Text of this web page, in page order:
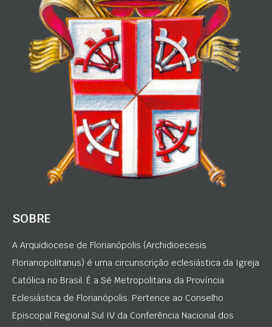
SOBRE
A Arquidiocese de Florianópolis (Archidioecesis
Florianopolitanus) é uma circunscrição eclesiástica da Igreja
Católica no Brasil. É a Sé Metropolitana da Província
Eclesiástica de Florianópolis. Pertence ao Conselho
Episcopal Regional Sul IV da Conferência Nacional dos